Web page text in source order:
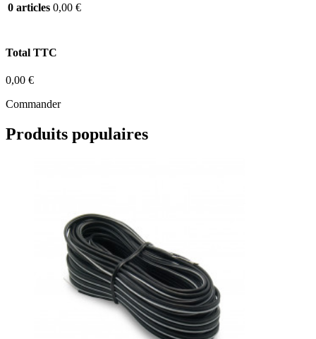
0 articles 0,00 €
Total TTC
0,00 €
Commander
Produits populaires